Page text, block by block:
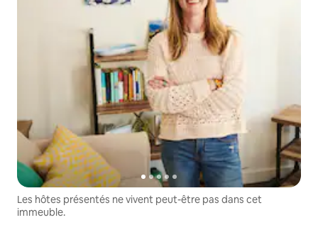
Les hôtes présentés ne vivent peut-être pas dans cet
immeuble.